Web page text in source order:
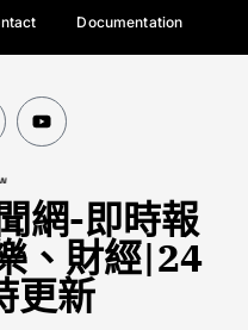
Documentation
網-即時報
、財經|24
更新